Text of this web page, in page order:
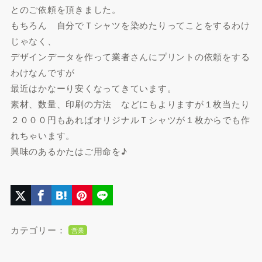
とのご依頼を頂きました。
もちろん 自分でＴシャツを染めたりってことをするわけ
じゃなく、
デザインデータを作って業者さんにプリントの依頼をする
わけなんですが
最近はかなーり安くなってきています。
素材、数量、印刷の方法 などにもよりますが１枚当たり
２０００円もあればオリジナルＴシャツが１枚からでも作
れちゃいます。
興味のあるかたはご用命を♪
カテゴリー： 営業